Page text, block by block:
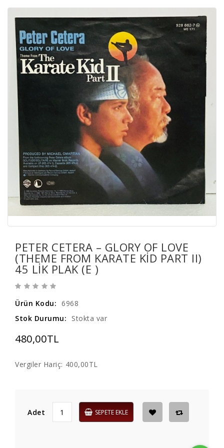
PETER CETERA – GLORY OF LOVE
(THEME FROM KARATE KID PART II)
45 LIK PLAK (E )
Ürün Kodu: 6968
Stok Durumu:
Stokta var
480,00TL
Vergiler Hariç: 400,00TL
Adet SEPETE EKLE